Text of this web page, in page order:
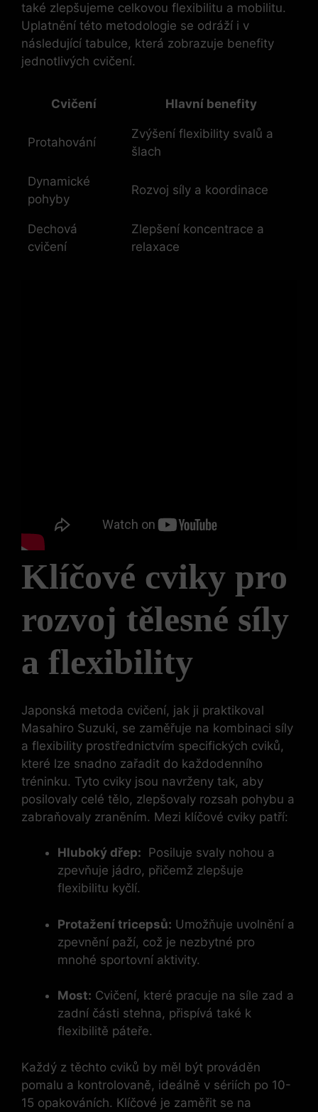
také zlepšujeme ‍celkovou⁣ flexibilitu a mobilitu.
Uplatnění této metodologie se‌ odráží i v
‍následující tabulce, která zobrazuje benefity ​
jednotlivých cvičení.
Cvičení Hlavní benefity
Protahování
Zvýšení flexibility​ svalů a
⁣šlach
Dynamické
pohyby
Rozvoj síly ⁢a koordinace
Dechová
cvičení
Zlepšení koncentrace a
relaxace
Klíčové cviky pro
rozvoj tělesné síly
a flexibility
Japonská metoda cvičení, jak ⁤ji praktikoval ​
Masahiro ⁤Suzuki, se zaměřuje na kombinaci síly
a flexibility prostřednictvím specifických cviků,
které lze snadno zařadit do⁣ každodenního
tréninku. Tyto cviky jsou navrženy tak, aby ​
posilovaly celé tělo,‍ zlepšovaly rozsah pohybu a
zabraňovaly zraněním. Mezi klíčové cviky patří:
Hluboký dřep: ⁤ Posiluje svaly nohou⁣ a
zpevňuje jádro, přičemž zlepšuje
flexibilitu kyčlí.
Protažení tricepsů: Umožňuje ⁤uvolnění a​
zpevnění paží, což je nezbytné pro
mnohé sportovní aktivity.
Most: Cvičení, které ⁢pracuje na síle zad a
‍zadní části stehna,⁢ přispívá také k
flexibilitě páteře.
Každý z těchto cviků by měl být prováděn
pomalu a ⁢kontrolovaně, ideálně v sériích po 10-
15 opakováních. Klíčové je zaměřit se na